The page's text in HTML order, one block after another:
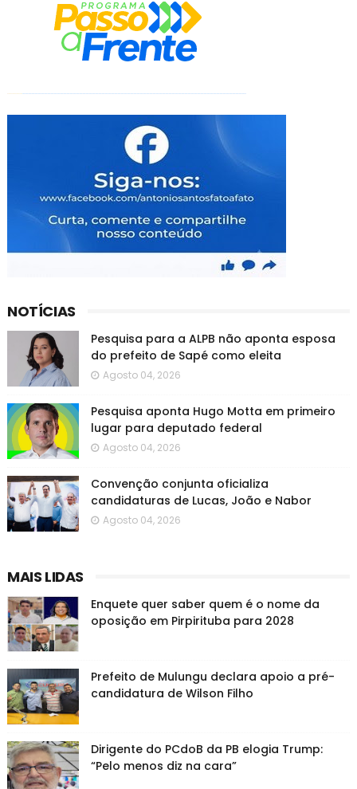
NOTÍCIAS
Pesquisa para a ALPB não aponta esposa
do prefeito de Sapé como eleita
Agosto 04, 2026
Pesquisa aponta Hugo Motta em primeiro
lugar para deputado federal
Agosto 04, 2026
Convenção conjunta oficializa
candidaturas de Lucas, João e Nabor
Agosto 04, 2026
MAIS LIDAS
Enquete quer saber quem é o nome da
oposição em Pirpirituba para 2028
Prefeito de Mulungu declara apoio a pré-
candidatura de Wilson Filho
Dirigente do PCdoB da PB elogia Trump:
“Pelo menos diz na cara”